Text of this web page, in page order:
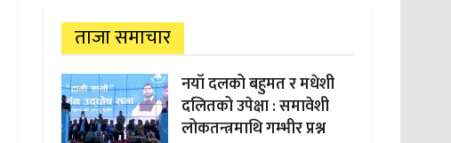
ताजा समाचार
नयाँ दलको बहुमत र मधेशी
दलितको उपेक्षा : समावेशी
लोकतन्त्रमाथि गम्भीर प्रश्न